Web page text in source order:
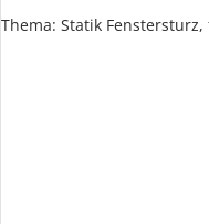
Thema: Statik